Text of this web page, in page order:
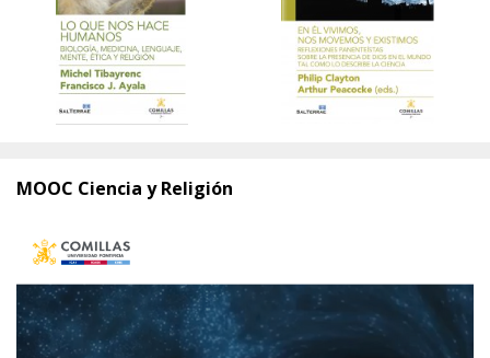
MOOC Ciencia y Religión